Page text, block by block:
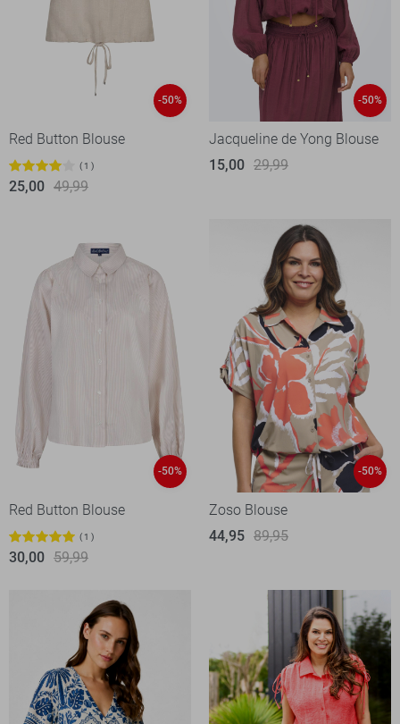
-50%
Red Button Blouse
1
25,00 49,99
-50%
Jacqueline de Yong Blouse
15,00 29,99
-50%
Red Button Blouse
1
30,00 59,99
-50%
Zoso Blouse
44,95 89,95